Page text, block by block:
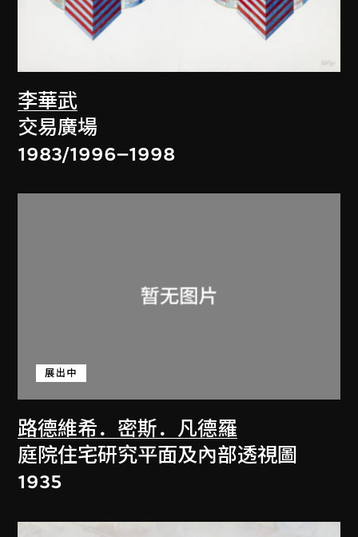
李華武
交易廣場
1983/1996–1998
路德維希．密斯．凡德羅
展出中
庭院住宅研究平面及內部透視圖
1935